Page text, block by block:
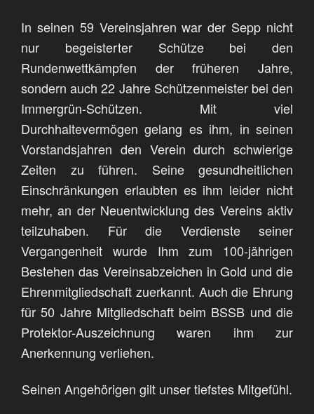
In seinen 59 Vereinsjahren war der Sepp nicht
nur begeisterter Schütze bei den
Rundenwettkämpfen der früheren Jahre,
sondern auch 22 Jahre Schützenmeister bei den
Immergrün-Schützen. Mit viel
Durchhaltevermögen gelang es ihm, in seinen
Vorstandsjahren den Verein durch schwierige
Zeiten zu führen. Seine gesundheitlichen
Einschränkungen erlaubten es ihm leider nicht
mehr, an der Neuentwicklung des Vereins aktiv
teilzuhaben. Für die Verdienste seiner
Vergangenheit wurde Ihm zum 100-jährigen
Bestehen das Vereinsabzeichen in Gold und die
Ehrenmitgliedschaft zuerkannt. Auch die Ehrung
für 50 Jahre Mitgliedschaft beim BSSB und die
Protektor-Auszeichnung waren ihm zur
Anerkennung verliehen.
Seinen Angehörigen gilt unser tiefstes Mitgefühl.